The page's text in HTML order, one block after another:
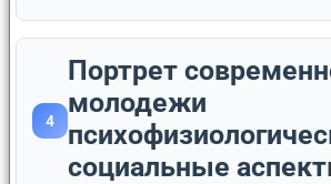
4
Портрет
молодежи
социальные